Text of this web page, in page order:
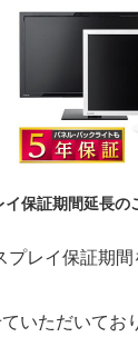
イ保証期間延長
レイ保証期間
いただいて